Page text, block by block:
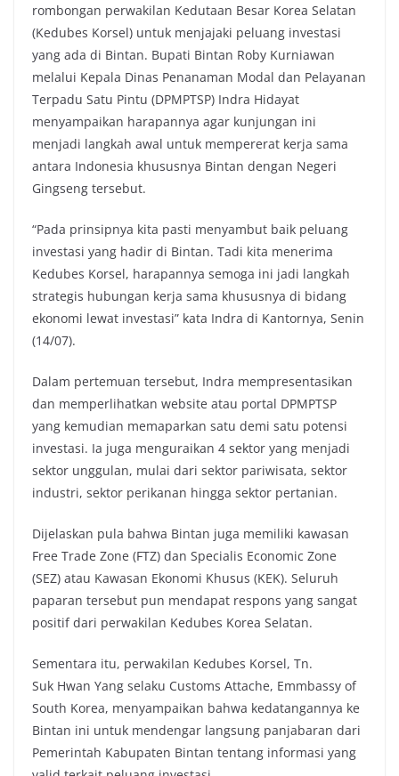
rombongan perwakilan Kedutaan Besar Korea Selatan
(Kedubes Korsel) untuk menjajaki peluang investasi
yang ada di Bintan. Bupati Bintan Roby Kurniawan
melalui Kepala Dinas Penanaman Modal dan Pelayanan
Terpadu Satu Pintu (DPMPTSP) Indra Hidayat
menyampaikan harapannya agar kunjungan ini
menjadi langkah awal untuk mempererat kerja sama
antara Indonesia khususnya Bintan dengan Negeri
Gingseng tersebut.
“Pada prinsipnya kita pasti menyambut baik peluang
investasi yang hadir di Bintan. Tadi kita menerima
Kedubes Korsel, harapannya semoga ini jadi langkah
strategis hubungan kerja sama khususnya di bidang
ekonomi lewat investasi” kata Indra di Kantornya, Senin
(14/07).
Dalam pertemuan tersebut, Indra mempresentasikan
dan memperlihatkan website atau portal DPMPTSP
yang kemudian memaparkan satu demi satu potensi
investasi. Ia juga menguraikan 4 sektor yang menjadi
sektor unggulan, mulai dari sektor pariwisata, sektor
industri, sektor perikanan hingga sektor pertanian.
Dijelaskan pula bahwa Bintan juga memiliki kawasan
Free Trade Zone (FTZ) dan Specialis Economic Zone
(SEZ) atau Kawasan Ekonomi Khusus (KEK). Seluruh
paparan tersebut pun mendapat respons yang sangat
positif dari perwakilan Kedubes Korea Selatan.
Sementara itu, perwakilan Kedubes Korsel, Tn.
Suk Hwan Yang selaku Customs Attache, Emmbassy of
South Korea, menyampaikan bahwa kedatangannya ke
Bintan ini untuk mendengar langsung panjabaran dari
Pemerintah Kabupaten Bintan tentang informasi yang